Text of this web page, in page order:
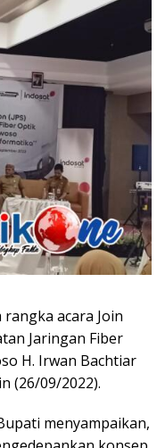
rangka acara Join
Jaringan Fiber
H. Irwan Bachtiar
(26/09/2022).
menyampaikan,